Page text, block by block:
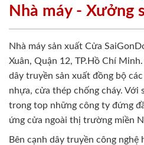
Nhà máy - Xưởng
Nhà máy sản xuất Cửa
Xuân, Quận 12, TP.Hồ Chí
dây truyền sản xuất đồng bộ
nhựa, cửa thép chống cháy. Với
trong top những công ty đứng
ứng cửa ngoài thị trường miền
Bên cạnh dây truyền công nghệ